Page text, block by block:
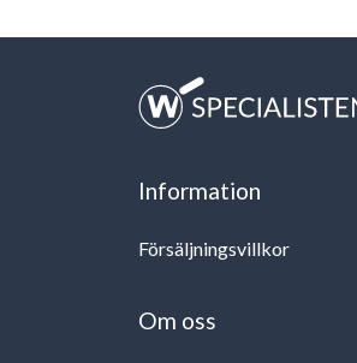
Information
Försäljningsvillkor
Om oss